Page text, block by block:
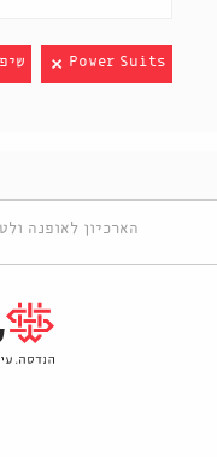
Power Suits
הארכיון לאופנה